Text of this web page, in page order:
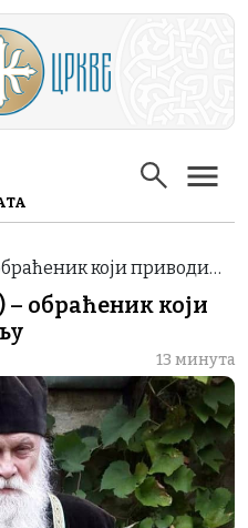
који приводи…
– обраћеник који
13 минута